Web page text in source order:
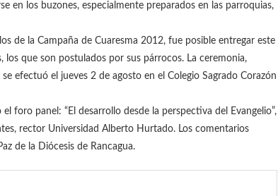
en los buzones, especialmente preparados en las parroquias,
de la Campaña de Cuaresma 2012, fue posible entregar este
los que son postulados por sus párrocos. La ceremonia,
efectuó el jueves 2 de agosto en el Colegio Sagrado Corazón
foro panel: “El desarrollo desde la perspectiva del Evangelio”,
rector Universidad Alberto Hurtado. Los comentarios
de la Diócesis de Rancagua.